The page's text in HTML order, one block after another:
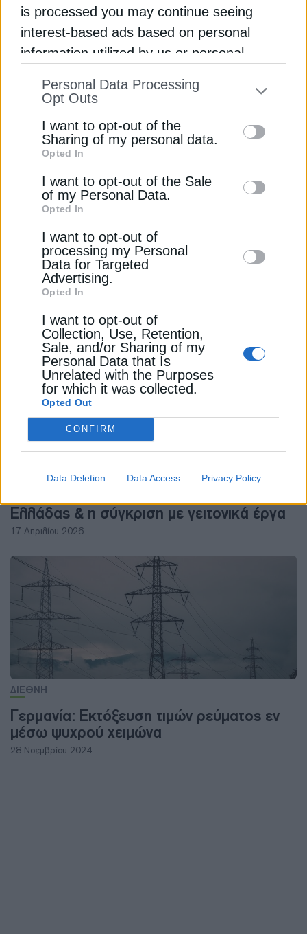
is processed you may continue seeing
interest-based ads based on personal
information utilized by us or personal
to your opt-out. You may separately opt-out
information by third parties on the IAB’s list
of downstream participants. This
information may also be disclosed by us to
third parties on theIAB’s List of
Downstream Participants
disclose it to other third parties.
Personal Data Processing
Opt Outs
I want to opt-out of the
Sharing of my personal data.
Opted In
I want to opt-out of the Sale
of my Personal Data.
Opted In
I want to opt-out of
processing my Personal
Data for Targeted
Advertising.
Opted In
I want to opt-out of
Collection, Use, Retention,
Sale, and/or Sharing of my
Personal Data that Is
Unrelated with the Purposes
for which it was collected.
Opted Out
CONFIRM
Data Deletion Data Access Privacy Policy
ΔΕΊΤΕ ΕΠΊΣΗΣ
ΠΕΤΡΕΛΑΙΟ
Ανεβαίνει το πετρέλαιο, στα 71,19
δολάρια το μπρεντ
Ελλάδας & η σύγκριση με γειτονικά έργα
17 Απριλίου 2026
ΔΙΕΘΝΗ
Γερμανία: Εκτόξευση τιμών ρεύματος εν
μέσω ψυχρού χειμώνα
28 Νοεμβρίου 2024